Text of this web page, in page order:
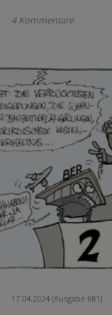
4 Kommentare
17.04.2024 (Ausgabe 681)